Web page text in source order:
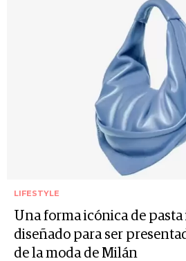
LIFESTYLE
Una forma icónica de
diseñado para ser
de la moda de Milán